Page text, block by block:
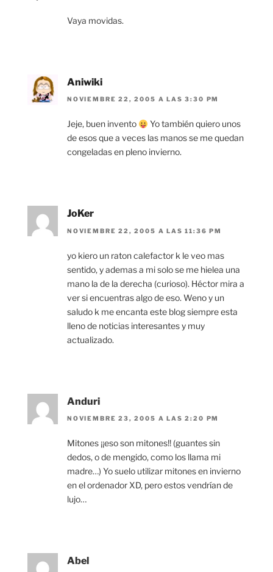
Vaya movidas.
Aniwiki
NOVIEMBRE 22, 2005 A LAS 3:30 PM
Jeje, buen invento
Yo también quiero unos
de esos que a veces las manos se me quedan
congeladas en pleno invierno.
JoKer
NOVIEMBRE 22, 2005 A LAS 11:36 PM
yo kiero un raton calefactor k le veo mas
sentido, y ademas a mi solo se me hielea una
mano la de la derecha (curioso). Héctor mira a
ver si encuentras algo de eso. Weno y un
saludo k me encanta este blog siempre esta
lleno de noticias interesantes y muy
actualizado.
Anduri
NOVIEMBRE 23, 2005 A LAS 2:20 PM
Mitones ¡¡eso son mitones!! (guantes sin
dedos, o de mengido, como los llama mi
madre…) Yo suelo utilizar mitones en invierno
en el ordenador XD, pero estos vendrían de
lujo…
Abel